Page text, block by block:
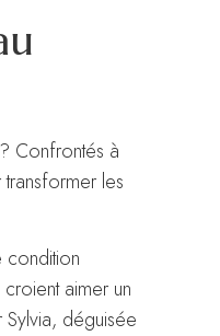
Confrontés à
les
condition
aimer un
déguisée